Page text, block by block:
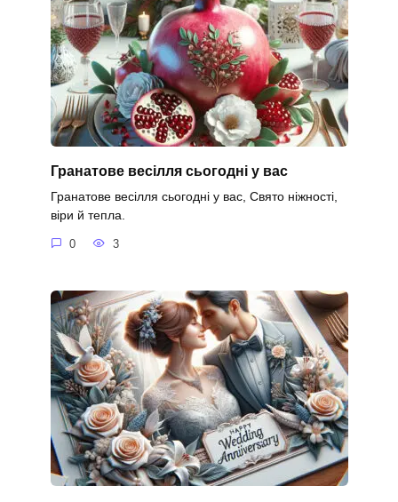
Гранатове весілля сьогодні у вас
Гранатове весілля сьогодні у вас, Свято ніжності,
віри й тепла.
0 3